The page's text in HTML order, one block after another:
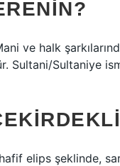
ve halk
Sultani/Sultaniye
elips şeklinde,